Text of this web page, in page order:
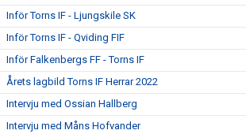
Inför Torns IF - Ljungskile SK
Inför Torns IF - Qviding FIF
Inför Falkenbergs FF - Torns IF
Årets lagbild Torns IF Herrar 2022
Intervju med Ossian Hallberg
Intervju med Måns Hofvander